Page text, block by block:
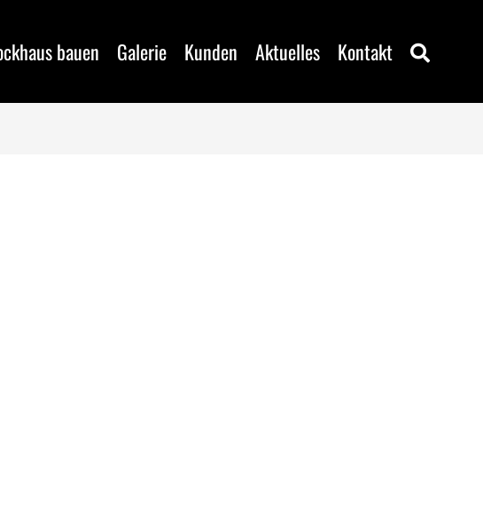
bauen Galerie Kunden Aktuelles Kontakt